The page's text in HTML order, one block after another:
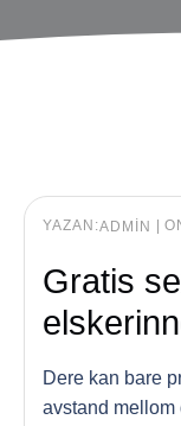
YAZAN:ADMIN
Gratis
Dere kan bare
avstand mellom